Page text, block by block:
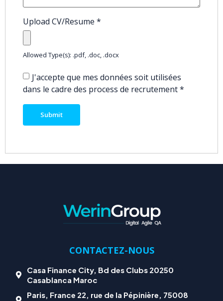
Upload CV/Resume *
Allowed Type(s): .pdf, .doc, .docx
J'accepte que mes données soit utilisées
dans le cadre des process de recrutement*
CONTACTEZ-NOUS
Casa Finance City, Bd des Clubs 20250
Casablanca Maroc
Paris, France 22, rue de la Pépinière, 75008